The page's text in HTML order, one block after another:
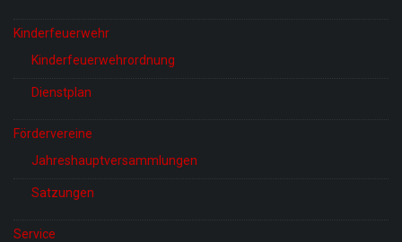
Kinderfeuerwehr
Kinderfeuerwehrordnung
Dienstplan
Fördervereine
Jahreshauptversammlungen
Satzungen
Service